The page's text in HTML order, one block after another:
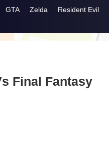
GTA Zelda Resident Evil
Final Fantasy